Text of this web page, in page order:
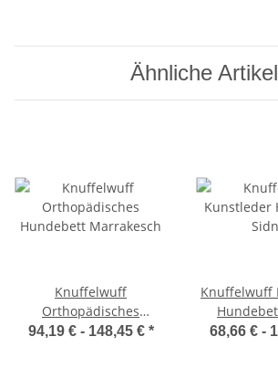
Ähnliche Artikel
Knuffelwuff
Orthopädisches
Hundebett Marrakesch
94,19 € - 148,45 € *
Knuffelwuff
68,66 € -